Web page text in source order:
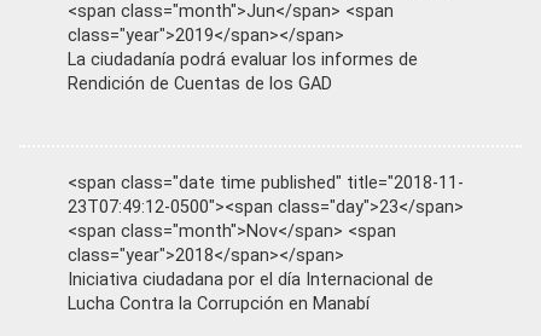
<span class="month">Jun</span> <span
class="year">2019</span></span>
La ciudadanía podrá evaluar los informes de
Rendición de Cuentas de los GAD
<span class="date time published" title="2018-11-
23T07:49:12-0500"><span class="day">23</span>
<span class="month">Nov</span> <span
class="year">2018</span></span>
Iniciativa ciudadana por el día Internacional de
Lucha Contra la Corrupción en Manabí